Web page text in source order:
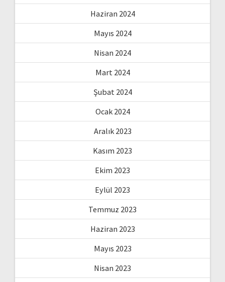
Haziran 2024
Mayıs 2024
Nisan 2024
Mart 2024
Şubat 2024
Ocak 2024
Aralık 2023
Kasım 2023
Ekim 2023
Eylül 2023
Temmuz 2023
Haziran 2023
Mayıs 2023
Nisan 2023